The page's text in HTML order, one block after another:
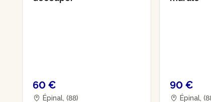
60 €
Épinal, (88)
90 €
Épinal,